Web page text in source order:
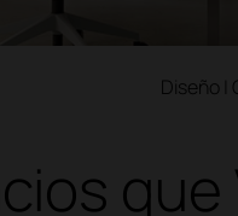
Diseño
que